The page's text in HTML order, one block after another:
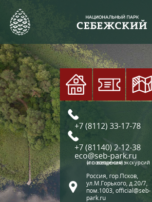
+7 (8112) 33-17-78
+7 (81140) 2-12-38
eco@seb-park.ru
(по вопросам экскурсий и посещения)
Россия, гор.Псков,
ул.М.Горького, д.20/7,
пом.1003, official@seb-
park.ru